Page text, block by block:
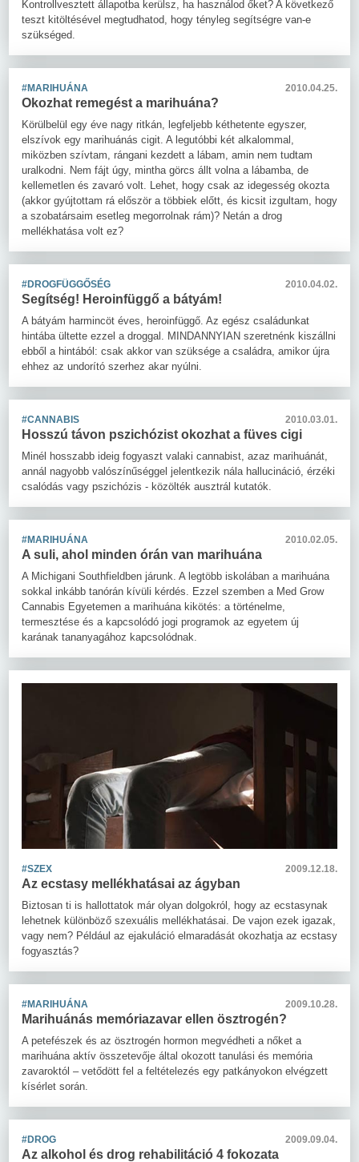
Kontrollvesztett állapotba kerülsz, ha használod őket? A következő
teszt kitöltésével megtudhatod, hogy tényleg segítségre van-e
szükséged.
#MARIHUÁNA 2010.04.25.
Okozhat remegést a marihuána?
Körülbelül egy éve nagy ritkán, legfeljebb kéthetente egyszer,
elszívok egy marihuánás cigit. A legutóbbi két alkalommal,
miközben szívtam, rángani kezdett a lábam, amin nem tudtam
uralkodni. Nem fájt úgy, mintha görcs állt volna a lábamba, de
kellemetlen és zavaró volt. Lehet, hogy csak az idegesség okozta
(akkor gyújtottam rá először a többiek előtt, és kicsit izgultam, hogy
a szobatársaim esetleg megorrolnak rám)? Netán a drog
mellékhatása volt ez?
#DROGFÜGGŐSÉG 2010.04.02.
Segítség! Heroinfüggő a bátyám!
A bátyám harmincöt éves, heroinfüggő. Az egész családunkat
hintába ültette ezzel a droggal. MINDANNYIAN szeretnénk kiszállni
ebből a hintából: csak akkor van szüksége a családra, amikor újra
ehhez az undorító szerhez akar nyúlni.
#CANNABIS 2010.03.01.
Hosszú távon pszichózist okozhat a füves cigi
Minél hosszabb ideig fogyaszt valaki cannabist, azaz marihuánát,
annál nagyobb valószínűséggel jelentkezik nála hallucináció, érzéki
csalódás vagy pszichózis - közölték ausztrál kutatók.
#MARIHUÁNA 2010.02.05.
A suli, ahol minden órán van marihuána
A Michigani Southfieldben járunk. A legtöbb iskolában a marihuána
sokkal inkább tanórán kívüli kérdés. Ezzel szemben a Med Grow
Cannabis Egyetemen a marihuána kikötés: a történelme,
termesztése és a kapcsolódó jogi programok az egyetem új
karának tananyagához kapcsolódnak.
#SZEX 2009.12.18.
Az ecstasy mellékhatásai az ágyban
Biztosan ti is hallottatok már olyan dolgokról, hogy az ecstasynak
lehetnek különböző szexuális mellékhatásai. De vajon ezek igazak,
vagy nem? Például az ejakuláció elmaradását okozhatja az ecstasy
fogyasztás?
#MARIHUÁNA 2009.10.28.
Marihuánás memóriazavar ellen ösztrogén?
A petefészek és az ösztrogén hormon megvédheti a nőket a
marihuána aktív összetevője által okozott tanulási és memória
zavaroktól – vetődött fel a feltételezés egy patkányokon elvégzett
kísérlet során.
#DROG 2009.09.04.
Az alkohol és drog rehabilitáció 4 fokozata